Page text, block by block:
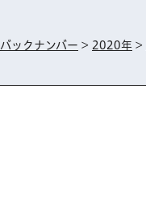
バックナンバー > 2020年 >